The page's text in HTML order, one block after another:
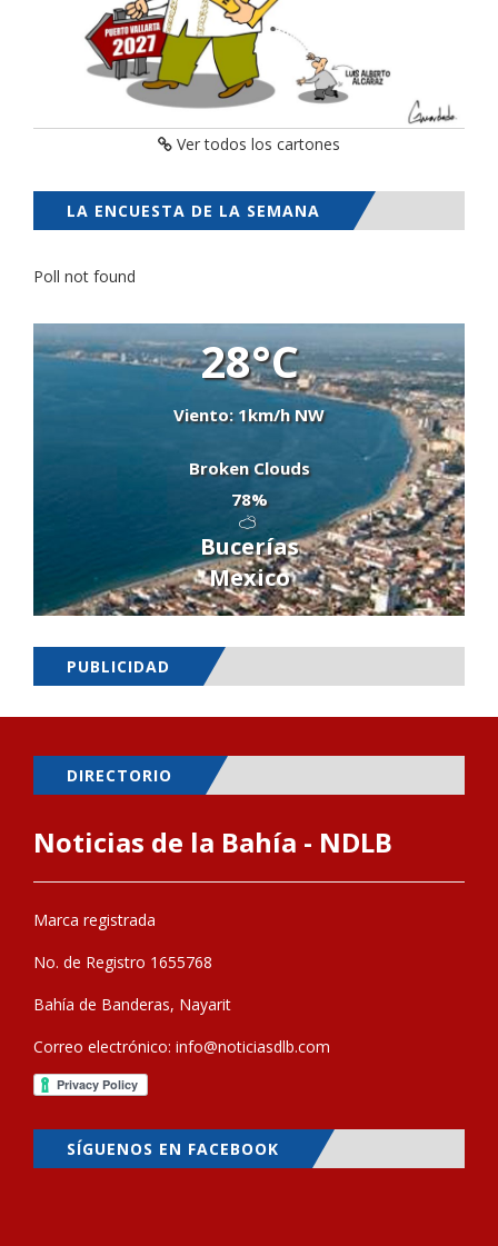
Ver todos los cartones
LA ENCUESTA DE LA SEMANA
Poll not found
28°C
Viento: 1km/h NW
Broken Clouds
78%
Bucerías
Mexico
PUBLICIDAD
DIRECTORIO
Noticias de la Bahía - NDLB
Marca registrada
No. de Registro 1655768
Bahía de Banderas, Nayarit
Correo electrónico: info@noticiasdlb.com
SÍGUENOS EN FACEBOOK